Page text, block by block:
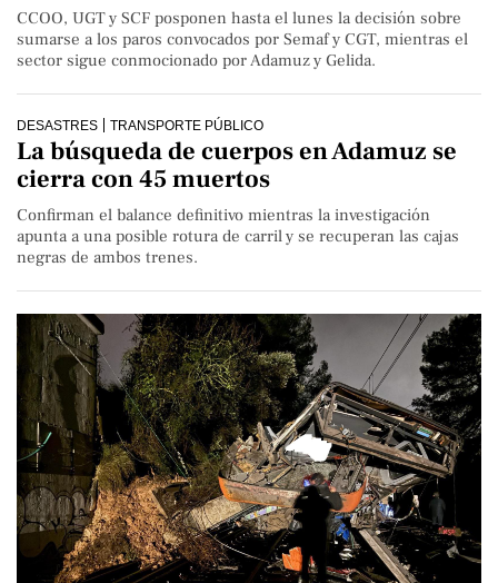
CCOO, UGT y SCF posponen hasta el lunes la decisión sobre
sumarse a los paros convocados por Semaf y CGT, mientras el
sector sigue conmocionado por Adamuz y Gelida.
DESASTRES TRANSPORTE PÚBLICO
La búsqueda de cuerpos en Adamuz se
cierra con 45 muertos
Confirman el balance definitivo mientras la investigación
apunta a una posible rotura de carril y se recuperan las cajas
negras de ambos trenes.